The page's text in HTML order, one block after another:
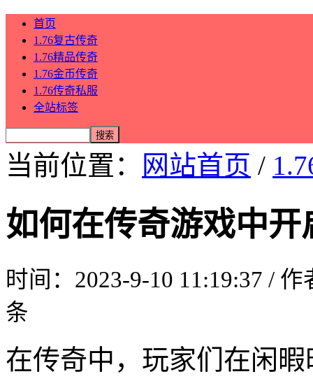
首页
1.76复古传奇
1.76精品传奇
1.76金币传奇
1.76传奇私服
全站标签
当前位置： 网站首页 /
如何在传奇游戏中
时间：2023-9-10 11:19:37 /
条
在传奇中，玩家们在闲